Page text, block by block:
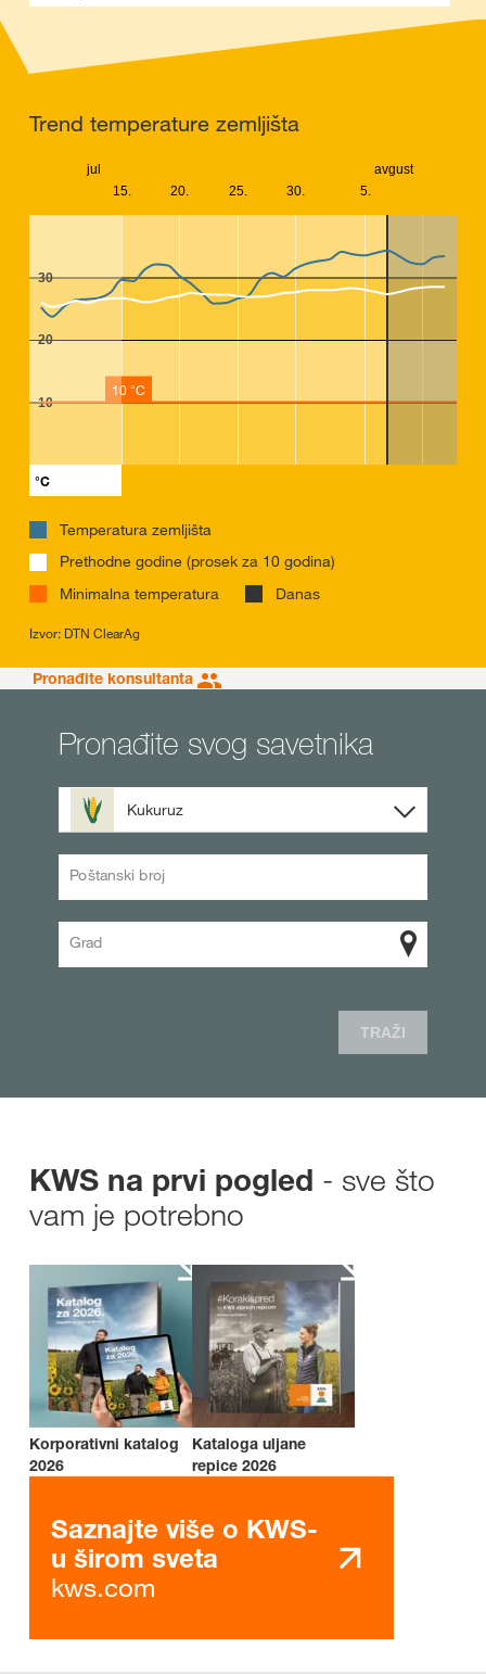
Trend temperature zemljišta
15. 20. 25. 30. 5.
jul avgust
10
20
30
10 °C
°C
Temperatura zemljišta
Prethodne godine (prosek za 10 godina)
Minimalna temperatura
Danas
Izvor: DTN ClearAg
Pronađite konsultanta
Pronađite svog savetnika
Kukuruz
Poštanski broj
Grad
TRAŽI
KWS na prvi pogled - sve što
vam je potrebno
Korporativni katalog
2026
Kataloga uljane
repice 2026
Saznajte više o KWS-
u širom sveta
kws.com